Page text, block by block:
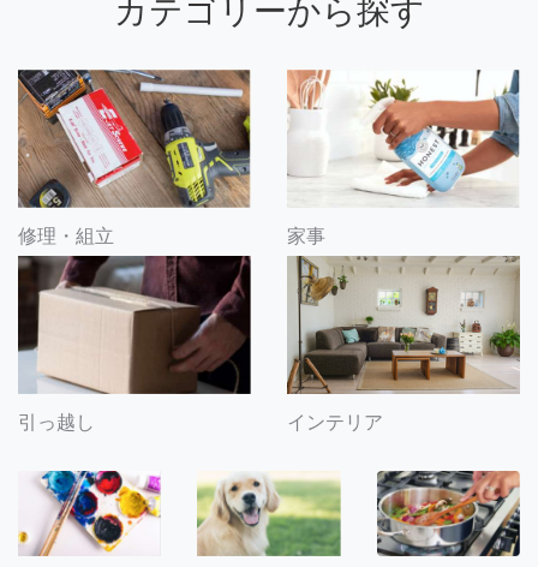
カテゴリーから探す
修理・組立 家事
引っ越し インテリア